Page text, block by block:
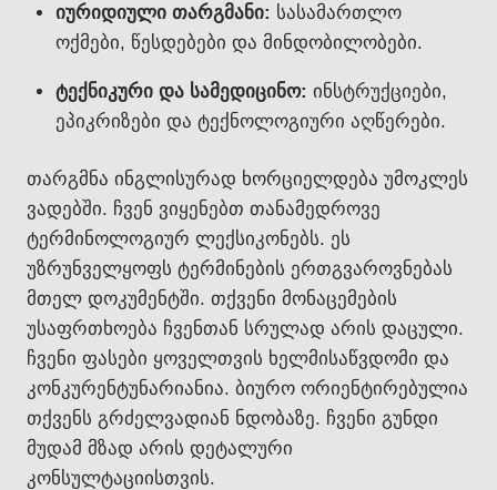
იურიდიული თარგმანი: სასამართლო
ოქმები, წესდებები და მინდობილობები.
ტექნიკური და სამედიცინო: ინსტრუქციები,
ეპიკრიზები და ტექნოლოგიური აღწერები.
თარგმნა ინგლისურად ხორციელდება უმოკლეს
ვადებში. ჩვენ ვიყენებთ თანამედროვე
ტერმინოლოგიურ ლექსიკონებს. ეს
უზრუნველყოფს ტერმინების ერთგვაროვნებას
მთელ დოკუმენტში. თქვენი მონაცემების
უსაფრთხოება ჩვენთან სრულად არის დაცული.
ჩვენი ფასები ყოველთვის ხელმისაწვდომი და
კონკურენტუნარიანია. ბიურო ორიენტირებულია
თქვენს გრძელვადიან ნდობაზე. ჩვენი გუნდი
მუდამ მზად არის დეტალური
კონსულტაციისთვის.